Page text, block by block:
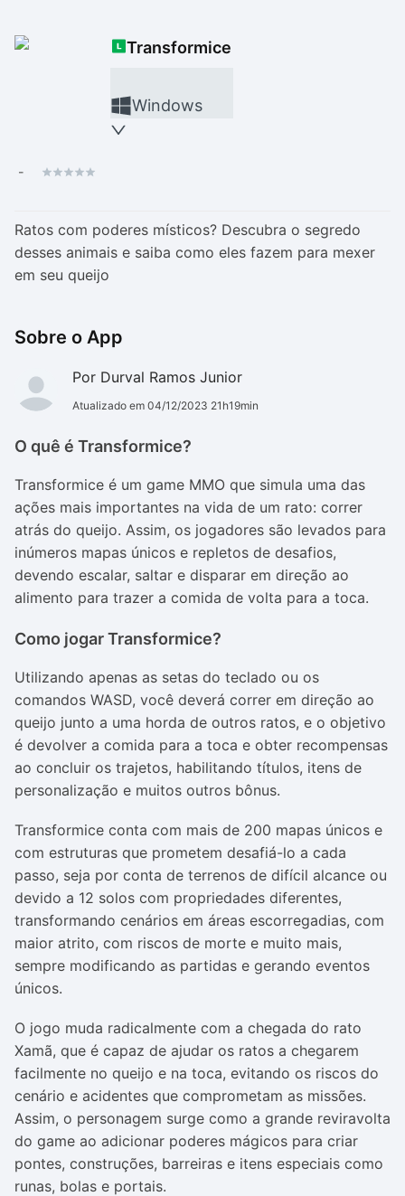
Transformice
Windows
-
Ratos com poderes místicos? Descubra o segredo
desses animais e saiba como eles fazem para mexer
em seu queijo
Sobre o App
Por Durval Ramos Junior
Atualizado em 04/12/2023 21h19min
O quê é Transformice?
Transformice é um game MMO que simula uma das
ações mais importantes na vida de um rato: correr
atrás do queijo. Assim, os jogadores são levados para
inúmeros mapas únicos e repletos de desafios,
devendo escalar, saltar e disparar em direção ao
alimento para trazer a comida de volta para a toca.
Como jogar Transformice?
Utilizando apenas as setas do teclado ou os
comandos WASD, você deverá correr em direção ao
queijo junto a uma horda de outros ratos, e o objetivo
é devolver a comida para a toca e obter recompensas
ao concluir os trajetos, habilitando títulos, itens de
personalização e muitos outros bônus.
Transformice conta com mais de 200 mapas únicos e
com estruturas que prometem desafiá-lo a cada
passo, seja por conta de terrenos de difícil alcance ou
devido a 12 solos com propriedades diferentes,
transformando cenários em áreas escorregadias, com
maior atrito, com riscos de morte e muito mais,
sempre modificando as partidas e gerando eventos
únicos.
O jogo muda radicalmente com a chegada do rato
Xamã, que é capaz de ajudar os ratos a chegarem
facilmente no queijo e na toca, evitando os riscos do
cenário e acidentes que comprometam as missões.
Assim, o personagem surge como a grande reviravolta
do game ao adicionar poderes mágicos para criar
pontes, construções, barreiras e itens especiais como
runas, bolas e portais.